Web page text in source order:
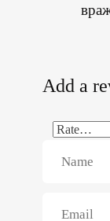
Add a